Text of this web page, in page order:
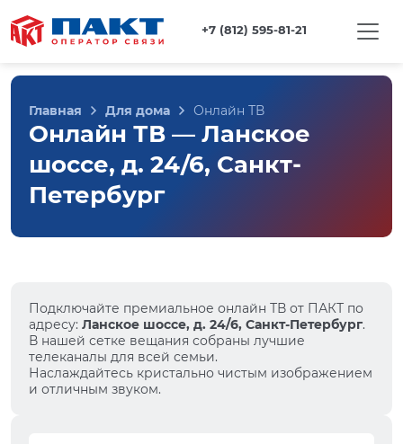
+7 (812) 595-81-21
Главная Для дома Онлайн ТВ
Онлайн ТВ — Ланское
шоссе, д. 24/6, Санкт-
Петербург
Подключайте премиальное онлайн ТВ от ПАКТ по
адресу: Ланское шоссе, д. 24/6, Санкт-Петербург.
В нашей сетке вещания собраны лучшие
телеканалы для всей семьи.
Наслаждайтесь кристально чистым изображением
и отличным звуком.